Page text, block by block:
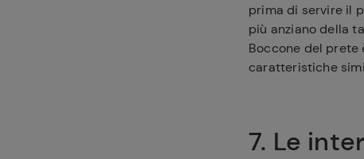
prima di servire il
più anziano della
Boccone del prete
caratteristiche
7. Le